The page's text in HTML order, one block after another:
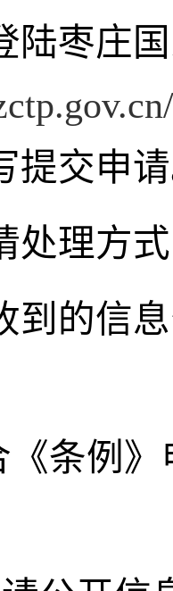
陆枣庄
提交申
处理方式
到的信
《条例